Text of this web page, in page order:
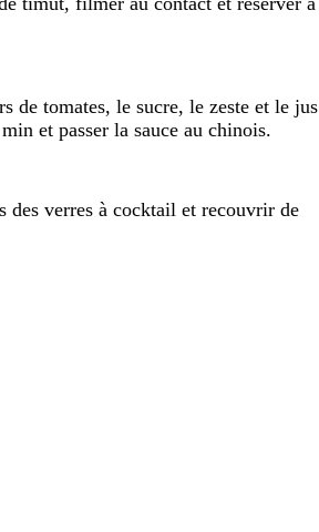
de tomates, le sucre, le zeste et le jus
et passer la sauce au chinois.
des verres à cocktail et recouvrir de